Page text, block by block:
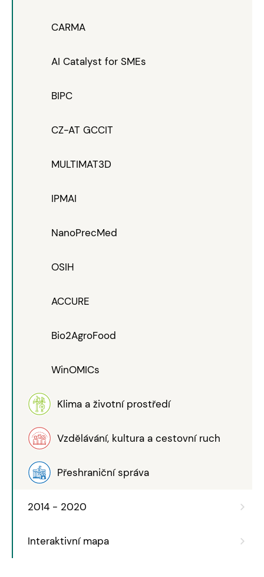
CARMA
AI Catalyst for SMEs
BIPC
CZ-AT GCCIT
MULTIMAT3D
IPMAI
NanoPrecMed
OSIH
ACCURE
Bio2AgroFood
WinOMICs
Klima a životní prostředí
Vzdělávání, kultura a cestovní ruch
Přeshraniční správa
2014 - 2020
Interaktivní mapa